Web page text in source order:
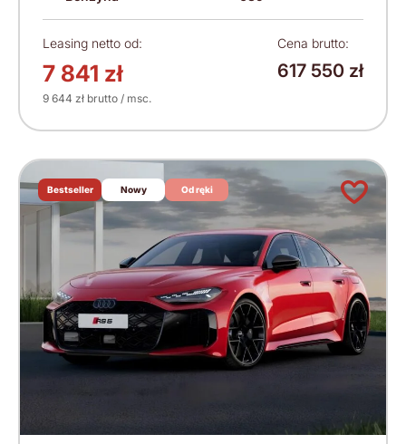
Leasing netto od:
7 841 zł
9 644 zł brutto / msc.
Cena brutto:
617 550 zł
Bestseller Nowy Od ręki